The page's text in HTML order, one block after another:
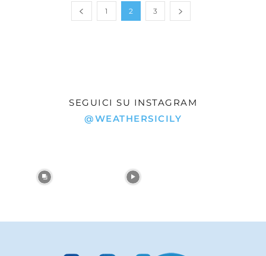
1 2 3
SEGUICI SU INSTAGRAM
@WEATHERSICILY